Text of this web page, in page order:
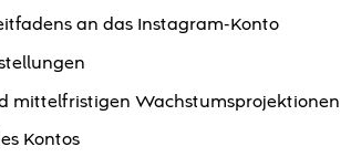
an das Instagram-Konto
mittelfristigen Wachstumsprojektionen
Kontos